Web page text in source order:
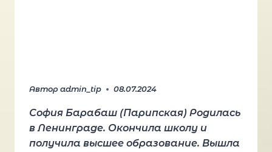
Автор admin_tip 08.07.2024
София Барабаш (Парипская) Родилась
в Ленинграде. Окончила школу и
получила высшее образование. Вышла